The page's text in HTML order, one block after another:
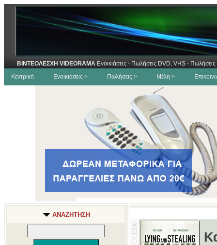
ΒΙΝΤΕΟΛΕΣΧΗ VIDEORAMA Ενοικιάσεις - Πωλήσεις DVD, VHS -
Κεντρική
Ενοικιάσεις > Πωλήσεις > Μέλη >
ΑΝΑΖΗΤΗΣΗ